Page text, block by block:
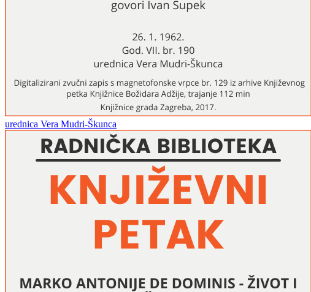
urednica Vera Mudri-Škunca